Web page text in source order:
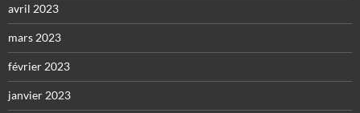
avril 2023
mars 2023
février 2023
janvier 2023